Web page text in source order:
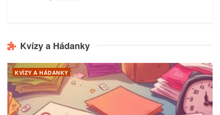
Kvízy a Hádanky
KVÍZY A HÁDANKY